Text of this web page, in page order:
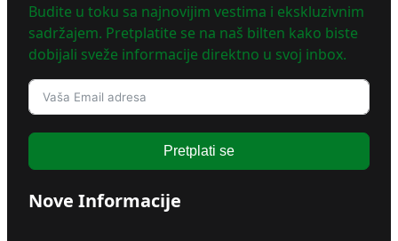
Budite u toku sa najnovijim vestima i ekskluzivnim
sadržajem. Pretplatite se na naš bilten kako biste
dobijali sveže informacije direktno u svoj inbox.
Pretplati se
Nove Informacije